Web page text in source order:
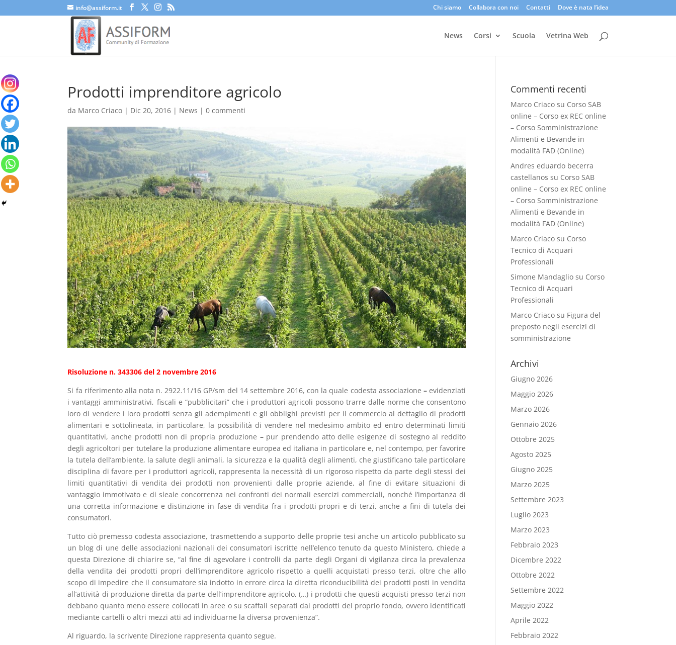
info@assiform.it Chi siamo Collabora con noi Contatti Dove è nata l’idea
News Corsi Scuola Vetrina Web
Prodotti imprenditore agricolo
da Marco Criaco | Dic 20, 2016 | News |0 commenti
Risoluzione n. 343306 del 2 novembre 2016
Si fa riferimento alla nota n. 2922.11/16 GP/sm del 14 settembre 2016, con la quale codesta associazione –evidenziati
i vantaggi amministrativi, fiscali e “pubblicitari” che i produttori agricoli possono trarre dalle norme che consentono
loro di vendere i loro prodotti senza gli adempimenti e gli obblighi previsti per il commercio al dettaglio di prodotti
alimentari e sottolineata, in particolare, la possibilità di vendere nel medesimo ambito ed entro determinati limiti
quantitativi, anche prodotti non di propria produzione – pur prendendo atto delle esigenze di sostegno al reddito
degli agricoltori per tutelare la produzione alimentare europea ed italiana in particolare e, nel contempo, per favorire
la tutela dell’ambiente, la salute degli animali, la sicurezza e la qualità degli alimenti, che giustificano tale particolare
disciplina di favore per i produttori agricoli, rappresenta la necessità di un rigoroso rispetto da parte degli stessi dei
limiti quantitativi di vendita dei prodotti non provenienti dalle proprie aziende, al fine di evitare situazioni di
vantaggio immotivato e di sleale concorrenza nei confronti dei normali esercizi commerciali, nonché l’importanza di
una corretta informazione e distinzione in fase di vendita fra i prodotti propri e di terzi, anche a fini di tutela dei
consumatori.
Tutto ciò premesso codesta associazione, trasmettendo a supporto delle proprie tesi anche un articolo pubblicato su
un blog di une delle associazioni nazionali dei consumatori iscritte nell’elenco tenuto da questo Ministero, chiede a
questa Direzione di chiarire se, “al fine di agevolare i controlli da parte degli Organi di vigilanza circa la prevalenza
della vendita dei prodotti propri dell’imprenditore agricolo rispetto a quelli acquistati presso terzi, oltre che allo
scopo di impedire che il consumatore sia indotto in errore circa la diretta riconducibilità dei prodotti posti in vendita
all’attività di produzione diretta da parte dell’imprenditore agricolo, (…) i prodotti che questi acquisti presso terzi non
debbano quanto meno essere collocati in aree o su scaffali separati dai prodotti del proprio fondo, ovvero identificati
mediante cartelli o altri mezzi atti ad individuarne la diversa provenienza”.
Al riguardo, la scrivente Direzione rappresenta quanto segue.
Commenti recenti
Marco Criaco su Corso SAB
online – Corso ex REC online
– Corso Somministrazione
Alimenti e Bevande in
modalità FAD (Online)
Andres eduardo becerra
castellanos su Corso SAB
online – Corso ex REC online
– Corso Somministrazione
Alimenti e Bevande in
modalità FAD (Online)
Marco Criaco su Corso
Tecnico di Acquari
Professionali
Simone Mandaglio su Corso
Tecnico di Acquari
Professionali
Marco Criaco su Figura del
preposto negli esercizi di
somministrazione
Archivi
Giugno 2026
Maggio 2026
Marzo 2026
Gennaio 2026
Ottobre 2025
Agosto 2025
Giugno 2025
Marzo 2025
Settembre 2023
Luglio 2023
Marzo 2023
Febbraio 2023
Dicembre 2022
Ottobre 2022
Settembre 2022
Maggio 2022
Aprile 2022
Febbraio 2022